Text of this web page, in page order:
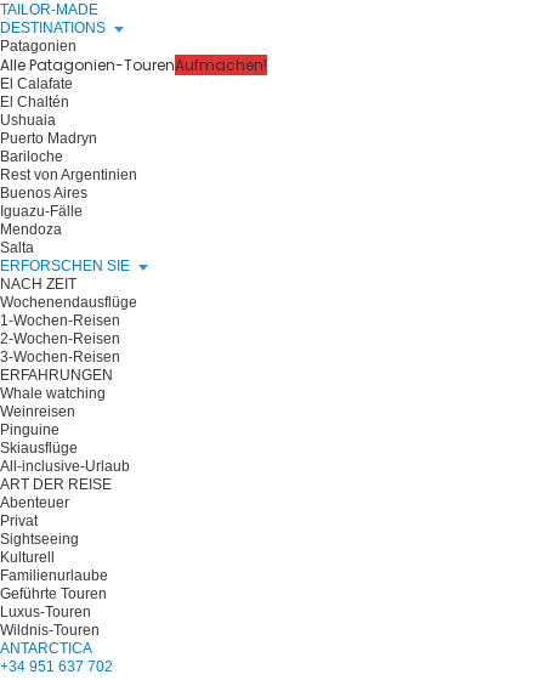
TAILOR-MADE
DESTINATIONS
Patagonien
Alle Patagonien-TourenAufmachen!
El Calafate
El Chaltén
Ushuaia
Puerto Madryn
Bariloche
Rest von Argentinien
Buenos Aires
Iguazu-Fälle
Mendoza
Salta
ERFORSCHEN SIE
NACH ZEIT
Wochenendausflüge
1-Wochen-Reisen
2-Wochen-Reisen
3-Wochen-Reisen
ERFAHRUNGEN
Whale watching
Weinreisen
Pinguine
Skiausflüge
All-inclusive-Urlaub
ART DER REISE
Abenteuer
Privat
Sightseeing
Kulturell
Familienurlaube
Geführte Touren
Luxus-Touren
Wildnis-Touren
ANTARCTICA
+34 951 637 702